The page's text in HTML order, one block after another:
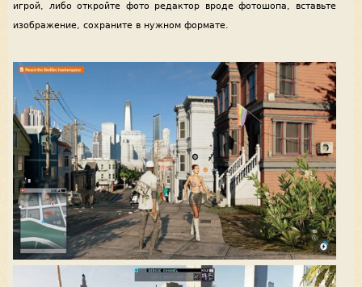
игрой, либо откройте фото редактор вроде фотошопа, вставьте
изображение, сохраните в нужном формате.